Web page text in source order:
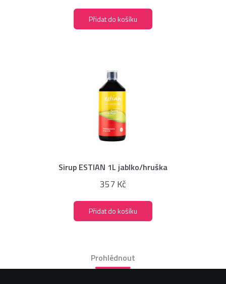
Přidat do košíku
Sirup ESTIAN 1L jablko/hruška
357 Kč
Přidat do košíku
Prohlédnout